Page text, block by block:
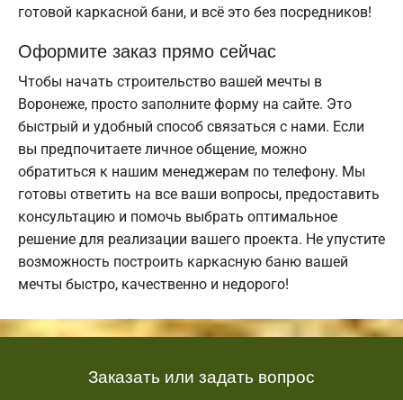
готовой каркасной бани, и всё это без посредников!
Оформите заказ прямо сейчас
Чтобы начать строительство вашей мечты в
Воронеже, просто заполните форму на сайте. Это
быстрый и удобный способ связаться с нами. Если
вы предпочитаете личное общение, можно
обратиться к нашим менеджерам по телефону. Мы
готовы ответить на все ваши вопросы, предоставить
консультацию и помочь выбрать оптимальное
решение для реализации вашего проекта. Не упустите
возможность построить каркасную баню вашей
мечты быстро, качественно и недорого!
Заказать или задать вопрос